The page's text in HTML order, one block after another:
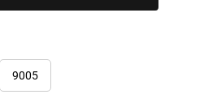
9005